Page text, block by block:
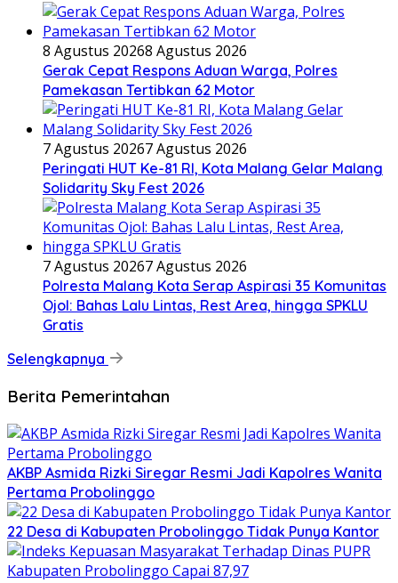
8 Agustus 20268 Agustus 2026
Gerak Cepat Respons Aduan Warga, Polres
Pamekasan Tertibkan 62 Motor
7 Agustus 20267 Agustus 2026
Peringati HUT Ke-81 RI, Kota Malang Gelar Malang
Solidarity Sky Fest 2026
7 Agustus 20267 Agustus 2026
Polresta Malang Kota Serap Aspirasi 35 Komunitas
Ojol: Bahas Lalu Lintas, Rest Area, hingga SPKLU
Gratis
Selengkapnya
Berita Pemerintahan
AKBP Asmida Rizki Siregar Resmi Jadi Kapolres Wanita
Pertama Probolinggo
22 Desa di Kabupaten Probolinggo Tidak Punya Kantor